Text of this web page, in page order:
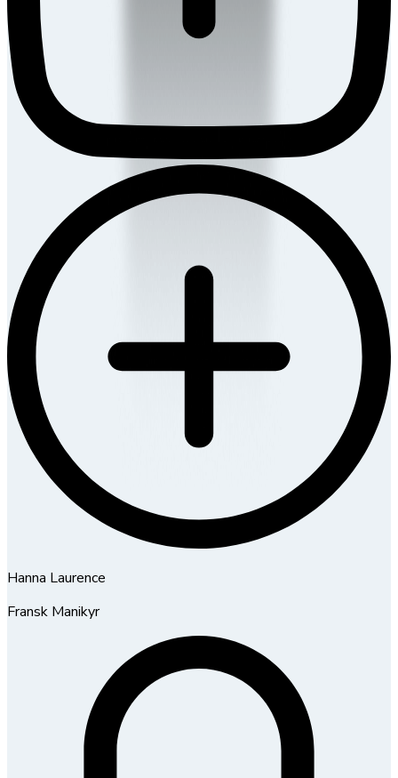
Hanna Laurence
Fransk Manikyr